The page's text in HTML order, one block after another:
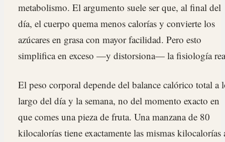
metabolismo. El argumento suele ser que, al final del
día, el cuerpo quema menos calorías y convierte los
azúcares en grasa con mayor facilidad. Pero esto
simplifica en exceso —y distorsiona— la fisiología
El peso corporal depende del balance calórico total a
largo del día y la semana, no del momento exacto en
que comes una pieza de fruta. Una manzana de 80
kilocalorías tiene exactamente las mismas kilocalorías